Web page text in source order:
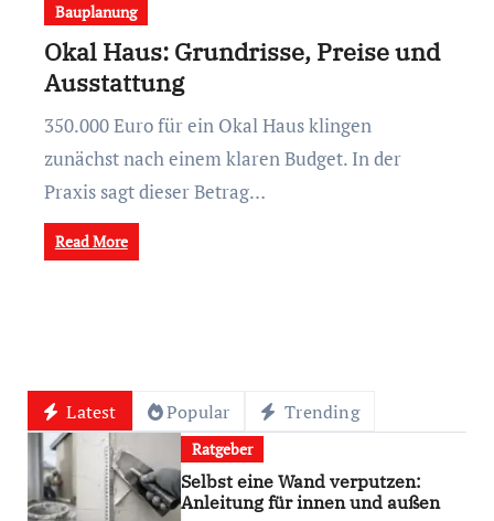
Bauplanung
Okal Haus: Grundrisse, Preise und
Ausstattung
350.000 Euro für ein Okal Haus klingen
zunächst nach einem klaren Budget. In der
Praxis sagt dieser Betrag…
Read More
Latest Popular Trending
Ratgeber
Selbst eine Wand verputzen:
Anleitung für innen und außen